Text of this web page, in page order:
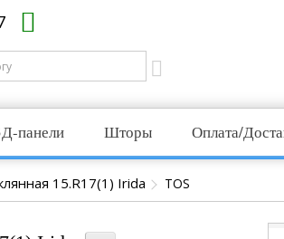
панели Шторы Оплата/
15.R17(1) Irida TOS